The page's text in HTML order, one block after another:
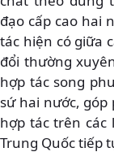
đạo cấp cao hai
tác hiện có giữa
đổi thường
hợp tác song
sứ hai nước,
hợp tác trên các
Trung Quốc tiếp